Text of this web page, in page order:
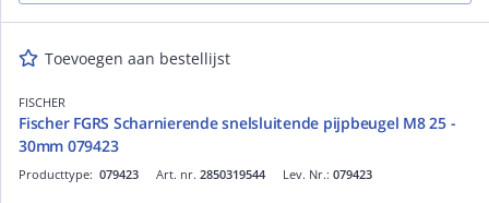
Toevoegen aan bestellijst
FISCHER
Fischer FGRS Scharnierende snelsluitende pijpbeugel M8 25 -
30mm 079423
Art. nr. 2850319544
Producttype: 079423 Lev. Nr.: 079423